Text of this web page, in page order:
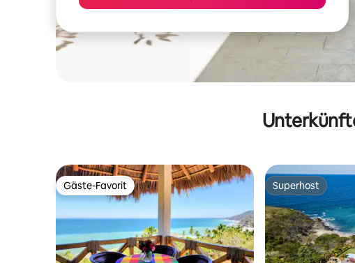
Gäste-Favorit
Gäste-Favorit Superhost
Superhost